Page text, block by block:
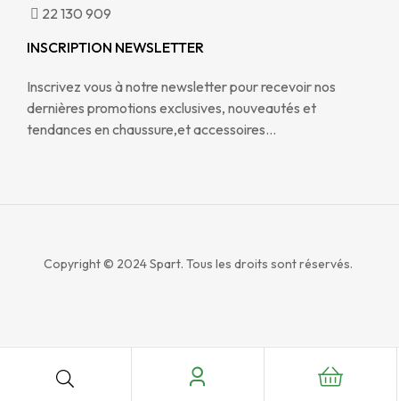
22 130 909
INSCRIPTION NEWSLETTER
Inscrivez vous à notre newsletter pour recevoir nos
dernières promotions exclusives, nouveautés et
tendances en chaussure,et accessoires…
Copyright © 2024Spart. Tous les droits sont réservés.